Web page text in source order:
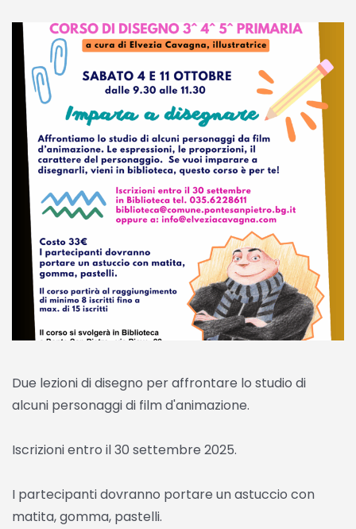
Due lezioni di disegno per affrontare lo studio di
alcuni personaggi di film d'animazione.
Iscrizioni entro il 30 settembre 2025.
I partecipanti dovranno portare un astuccio con
matita, gomma, pastelli.